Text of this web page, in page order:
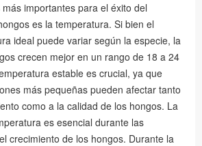
importantes para el éxito del
es la temperatura. Si bien el
ideal puede variar según la especie, la
crecen mejor en un rango de 18 a 24
estable es crucial, ya que
más pequeñas pueden afectar tanto
como a la calidad de los hongos. La
es esencial durante las
crecimiento de los hongos. Durante la